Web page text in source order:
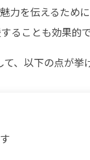
を伝えるため
ることも効果的で
、以下の点が挙